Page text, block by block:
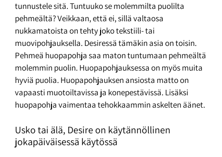
tunnustele sitä. Tuntuuko se molemmilta puolilta
pehmeältä? Veikkaan, että ei, sillä valtaosa
nukkamatoista on tehty joko tekstiili- tai
muovipohjauksella. Desiressä tämäkin asia on toisin.
Pehmeä huopapohja saa maton tuntumaan pehmeältä
molemmin puolin. Huopapohjauksessa on myös muita
hyviä puolia. Huopapohjauksen ansiosta matto on
vapaasti muotoiltavissa ja konepestävissä. Lisäksi
huopapohja vaimentaa tehokkaammin askelten äänet.
Usko tai älä, Desire on käytännöllinen
jokapäiväisessä käytössä